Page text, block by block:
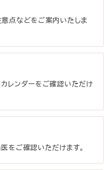
点などをご案内いたしま
レンダーをご確認いただけ
をご確認いただけます。